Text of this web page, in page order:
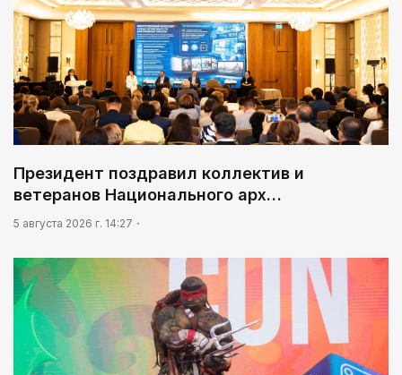
Президент поздравил коллектив и
ветеранов Национального арх…
5 августа 2026 г. 14:27